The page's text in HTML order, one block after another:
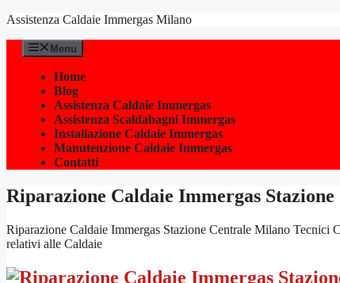
Vai
contenuto
Assistenza Caldaie Immergas Milano
Menu
Home
Blog
Assistenza Caldaie Immergas
Assistenza Scaldabagni Immergas
Installazione Caldaie Immergas
Manutenzione Caldaie Immergas
Contatti
Riparazione Caldaie Immergas
Riparazione Caldaie Immergas Stazione Centrale Milano
relativi alle Caldaie